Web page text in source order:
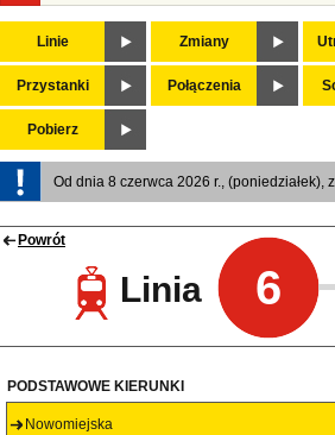
Linie Zmiany
Przystanki Połączenia
Pobierz
Od dnia 8 czerwca 2026 r., (poniedziałek),
Powrót
Linia 6
PODSTAWOWE KIERUNKI
Nowomiejska